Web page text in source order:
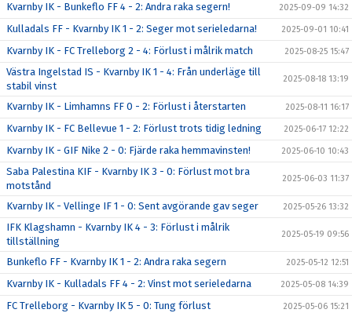
Kvarnby IK - Bunkeflo FF 4 - 2: Andra raka segern! 2025-09-09 14:32
Kulladals FF - Kvarnby IK 1 - 2: Seger mot serieledarna! 2025-09-01 10:41
Kvarnby IK - FC Trelleborg 2 - 4: Förlust i målrik match 2025-08-25 15:47
Västra Ingelstad IS - Kvarnby IK 1 - 4: Från underläge till
stabil vinst
2025-08-18 13:19
Kvarnby IK - Limhamns FF 0 - 2: Förlust i återstarten 2025-08-11 16:17
Kvarnby IK - FC Bellevue 1 - 2: Förlust trots tidig ledning 2025-06-17 12:22
Kvarnby IK - GIF Nike 2 - 0: Fjärde raka hemmavinsten! 2025-06-10 10:43
Saba Palestina KIF - Kvarnby IK 3 - 0: Förlust mot bra
motstånd
2025-06-03 11:37
Kvarnby IK - Vellinge IF 1 - 0: Sent avgörande gav seger 2025-05-26 13:32
IFK Klagshamn - Kvarnby IK 4 - 3: Förlust i målrik
tillställning
2025-05-19 09:56
Bunkeflo FF - Kvarnby IK 1 - 2: Andra raka segern 2025-05-12 12:51
Kvarnby IK - Kulladals FF 4 - 2: Vinst mot serieledarna 2025-05-08 14:39
FC Trelleborg - Kvarnby IK 5 - 0: Tung förlust 2025-05-06 15:21